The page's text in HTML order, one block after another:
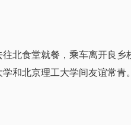
北食堂就餐，乘车离开良乡
和北京理工大学间友谊常青。